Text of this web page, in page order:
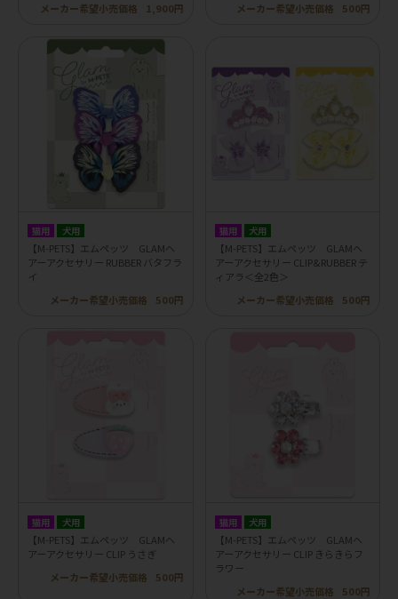
メーカー希望小売価格
1,900円
メーカー希望小売価格
500円
猫用 犬用
【M-PETS】エムペッツ GLAMヘ
アーアクセサリー RUBBER バタフラ
イ
メーカー希望小売価格
500円
猫用 犬用
【M-PETS】エムペッツ GLAMヘ
アーアクセサリー CLIP&RUBBER テ
ィアラ＜全2色＞
メーカー希望小売価格
500円
猫用 犬用
【M-PETS】エムペッツ GLAMヘ
アーアクセサリー CLIP うさぎ
メーカー希望小売価格
500円
猫用 犬用
【M-PETS】エムペッツ GLAMヘ
アーアクセサリー CLIP きらきらフ
ラワー
メーカー希望小売価格
500円